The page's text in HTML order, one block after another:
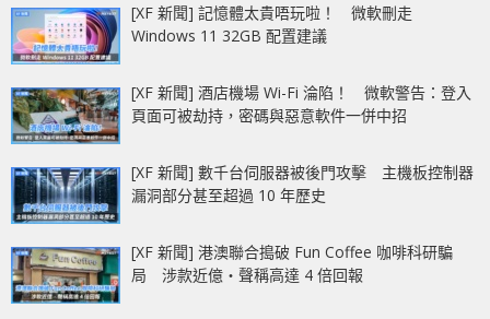
[XF 新聞] 記憶體太貴唔玩啦！ 微軟刪走
Windows 11 32GB 配置建議
[XF 新聞] 酒店機場 Wi-Fi 淪陷！ 微軟警告：登入
頁面可被劫持，密碼與惡意軟件一併中招
[XF 新聞] 數千台伺服器被後門攻擊 主機板控制器
漏洞部分甚至超過 10 年歷史
[XF 新聞] 港澳聯合搗破 Fun Coffee 咖啡科研騙
局 涉款近億‧聲稱高達 4 倍回報